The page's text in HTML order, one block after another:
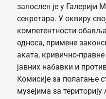
запослен је у Галерији
секретара. У оквиру
компетентности
односа, примене
аката, кривично-
јавних набавки и
Комисије за полагање
музејима за